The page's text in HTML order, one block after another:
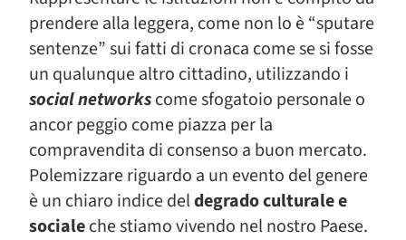
prendere alla leggera, come non lo è “sputare
sentenze” sui fatti di cronaca come se si fosse
un qualunque altro cittadino, utilizzando i
social networkscome sfogatoio personale o
ancor peggio come piazza per la
compravendita di consenso a buon mercato.
Polemizzare riguardo a un evento del genere
è un chiaro indice deldegrado culturalee
socialeche stiamo vivendo nel nostro Paese.